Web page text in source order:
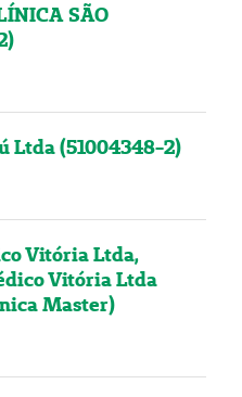
SÃO
Ltda (51004348-2)
Vitória Ltda,
Vitória Ltda
Master)